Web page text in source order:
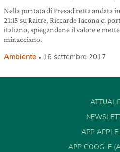
Nella puntata di Presadiretta andata
21:15 su Raitre, Riccardo Iacona ci
italiano, spiegandone il valore e
minacciano.
Ambiente 16 settembre 2017
APP APPLE
APP GOOGLE